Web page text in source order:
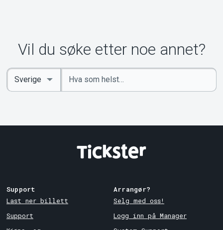
Vil du søke etter noe annet?
Angi
nøkkelord
Select
Country
Support
Last ner billett
Support
Arrangør?
Selg med oss!
Logg inn på Manager